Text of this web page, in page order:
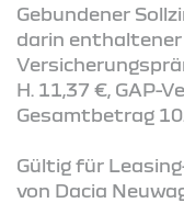
Gebundener
darin
H. 11,37 €, GAP-
Gesamtbetrag
Gültig für
von Dacia